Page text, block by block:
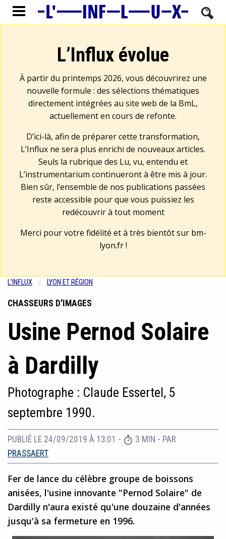
L’Influx évolue
À partir du printemps 2026, vous découvrirez une
nouvelle formule : des sélections thématiques
directement intégrées au site web de la BmL,
actuellement en cours de refonte.
D’ici-là, afin de préparer cette transformation,
L’Influx ne sera plus enrichi de nouveaux articles.
Seuls la rubrique des Lu, vu, entendu et
L’instrumentarium continueront à être mis à jour.
Bien sûr, l’ensemble de nos publications passées
reste accessible pour que vous puissiez les
redécouvrir à tout moment
Merci pour votre fidélité et à très bientôt sur bm-
lyon.fr!
L'INFLUX LYON ET RÉGION
CHASSEURS D'IMAGES
Usine Pernod Solaire
à Dardilly
Photographe : Claude Essertel, 5
septembre 1990.
PUBLIÉ LE 24/09/2019 À 13:01 - 3 MIN - PAR
PRASSAERT
Fer de lance du célèbre groupe de boissons
anisées, l'usine innovante "Pernod Solaire" de
Dardilly n'aura existé qu'une douzaine d'années
jusqu'à sa fermeture en 1996.